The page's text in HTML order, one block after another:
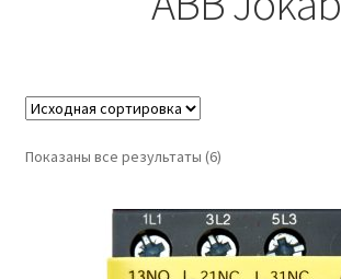
Оптовый склад
Показаны все результаты (6)